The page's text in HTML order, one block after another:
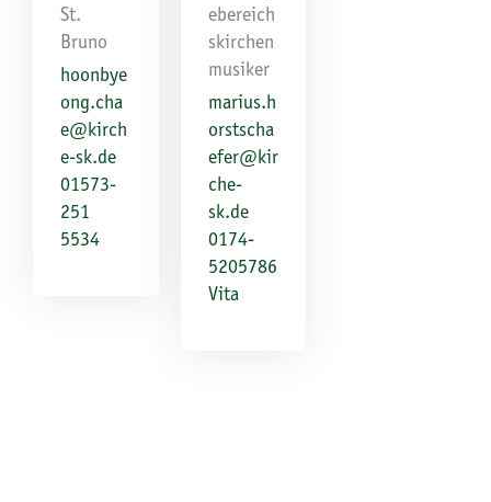
St.
Bruno
hoonbye
ong.cha
e@kirch
e-sk.de
01573-
251
5534
ebereich
skirchen
musiker
marius.h
orstscha
efer@kir
che-
sk.de
0174-
5205786
Vita